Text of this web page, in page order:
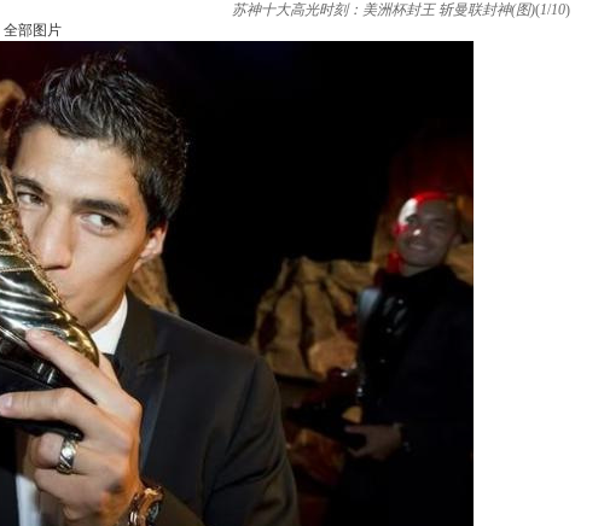
苏神十大高光时刻：美洲杯封王 斩曼联封神(图)(1/10)
全部图片